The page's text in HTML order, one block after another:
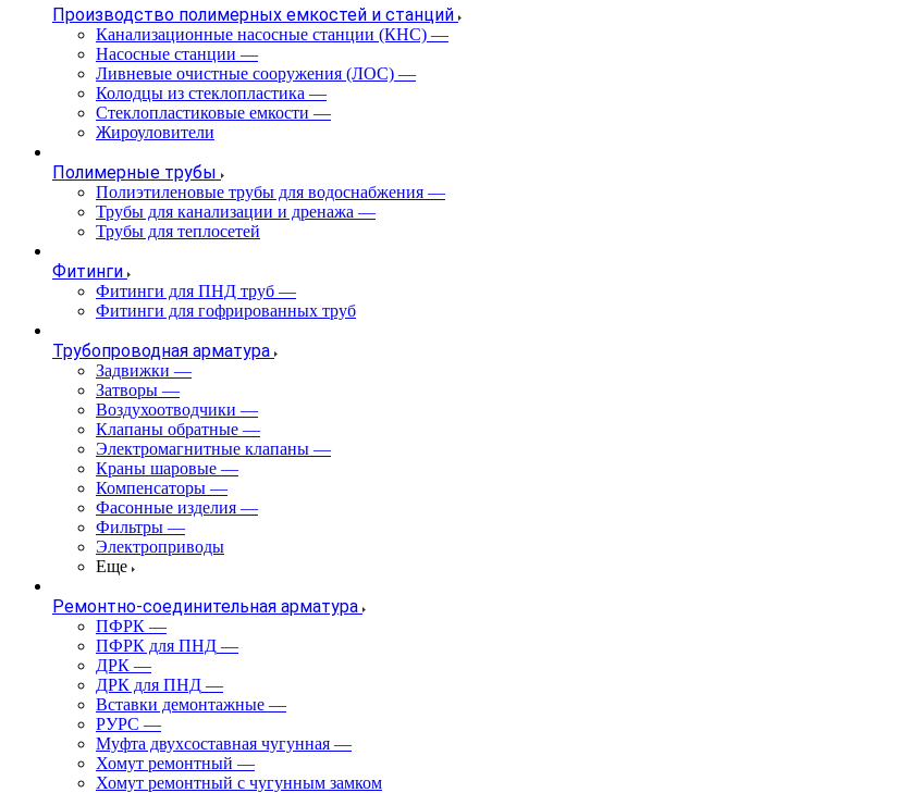
Производство полимерных емкостей и станций
Канализационные насосные станции (КНС) —
Насосные станции —
Ливневые очистные сооружения (ЛОС) —
Колодцы из стеклопластика —
Стеклопластиковые емкости —
Жироуловители
Полимерные трубы
Полиэтиленовые трубы для водоснабжения —
Трубы для канализации и дренажа —
Трубы для теплосетей
Фитинги
Фитинги для ПНД труб —
Фитинги для гофрированных труб
Трубопроводная арматура
Задвижки —
Затворы —
Воздухоотводчики —
Клапаны обратные —
Электромагнитные клапаны —
Краны шаровые —
Компенсаторы —
Фасонные изделия —
Фильтры —
Электроприводы
Еще
Ремонтно-соединительная арматура
ПФРК —
ПФРК для ПНД —
ДРК —
ДРК для ПНД —
Вставки демонтажные —
РУРС —
Муфта двухсоставная чугунная —
Хомут ремонтный —
Хомут ремонтный с чугунным замком